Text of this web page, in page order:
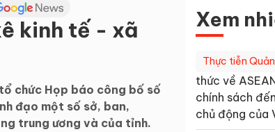
kinh tế - xã
chức Họp báo công bố số
đạo một số sở, ban,
trung ương và của tỉnh.
Xem
Thực tiễn
thức về
chính sách
chủ động của